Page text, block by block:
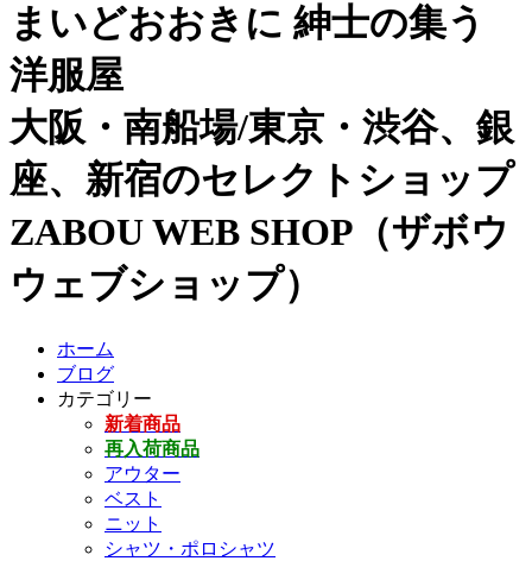
まいどおおきに 紳士の集う
洋服屋
大阪・南船場/東京・渋谷、銀
座、新宿のセレクトショップ
ZABOU WEB SHOP（ザボウ
ウェブショップ）
ホーム
ブログ
カテゴリー
新着商品
再入荷商品
アウター
ベスト
ニット
シャツ・ポロシャツ